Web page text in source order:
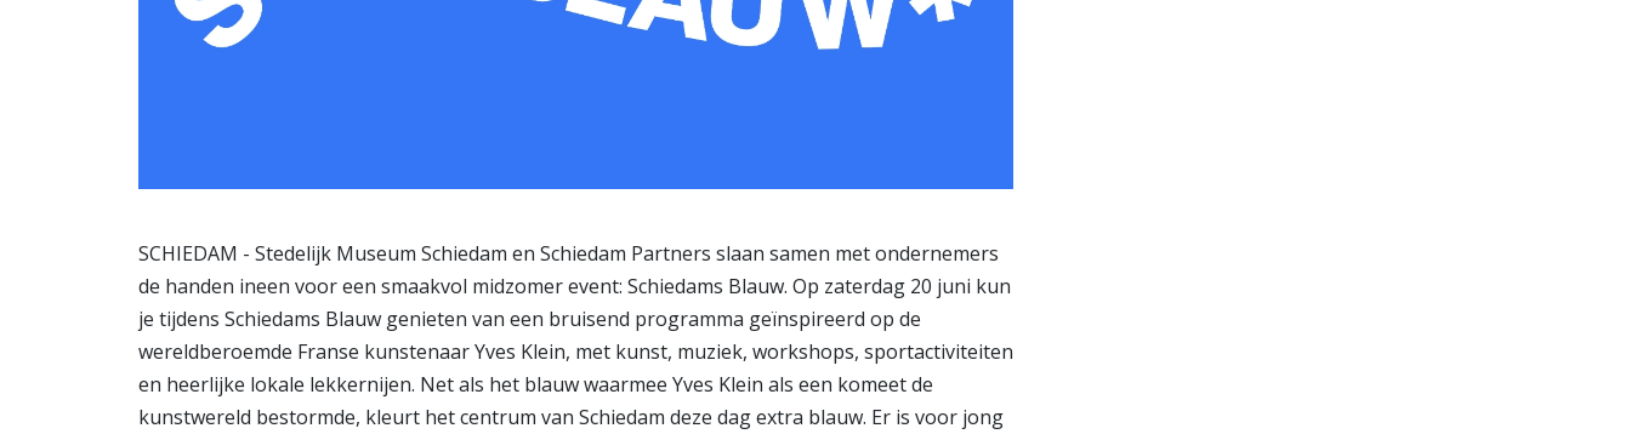
SCHIEDAM - Stedelijk Museum Schiedam en Schiedam Partners slaan samen met ondernemers
de handen ineen voor een smaakvol midzomer event: Schiedams Blauw. Op zaterdag 20 juni kun
je tijdens Schiedams Blauw genieten van een bruisend programma geïnspireerd op de
wereldberoemde Franse kunstenaar Yves Klein, met kunst, muziek, workshops, sportactiviteiten
en heerlijke lokale lekkernijen. Net als het blauw waarmee Yves Klein als een komeet de
kunstwereld bestormde, kleurt het centrum van Schiedam deze dag extra blauw. Er is voor jong